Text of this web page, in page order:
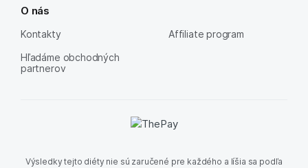
O nás
Kontakty
Hľadáme obchodných
partnerov
Affiliate program
Výsledky tejto diéty nie sú zaručené pre každého a líšia sa podľa